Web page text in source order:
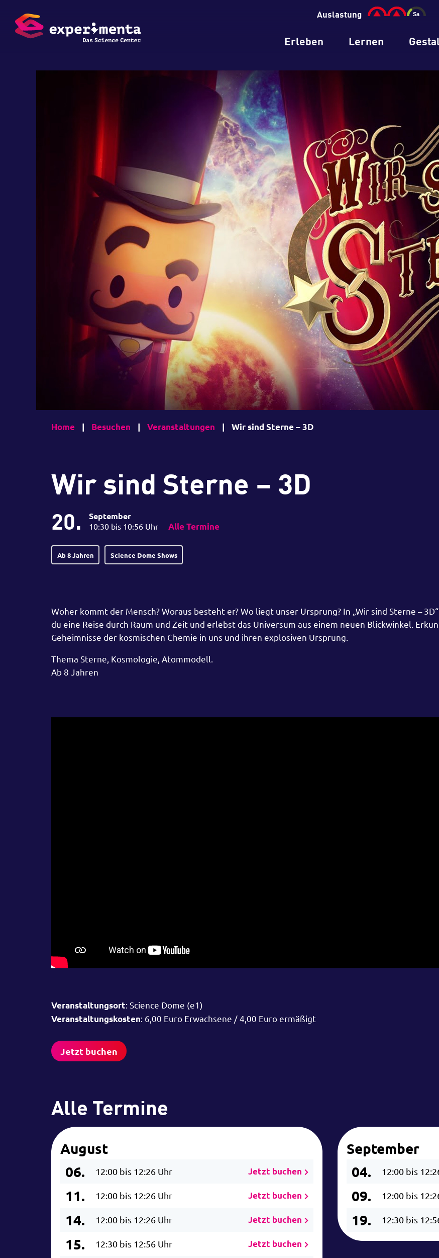
Auslastung
Erleben Lernen
Home | Besuchen | Veranstaltungen | Wir sind Sterne – 3D
Wir sind Sterne – 3D
20. September
10:30 bis 10:56 Uhr Alle Termine
Ab 8 Jahren Science Dome Shows
Woher kommt der Mensch? Woraus besteht er? Wo liegt unser Ursprung? In „Wir sind Sterne –
du eine Reise durch Raum und Zeit und erlebst das Universum aus einem neuen Blickwinkel.
Geheimnisse der kosmischen Chemie in uns und ihren explosiven Ursprung.
Thema Sterne, Kosmologie, Atommodell.
Ab 8 Jahren
Veranstaltungsort: Science Dome (e1)
Veranstaltungskosten: 6,00 Euro Erwachsene / 4,00 Euro ermäßigt
Jetzt buchen
Alle Termine
August
06.
12:00 bis 12:26 Uhr Jetzt buchen
11. 12:00 bis 12:26 Uhr Jetzt buchen
14. 12:00 bis 12:26 Uhr Jetzt buchen
15. 12:30 bis 12:56 Uhr Jetzt buchen
September
04.
12:00 bis
09. 12:00 bis
19. 12:30 bis